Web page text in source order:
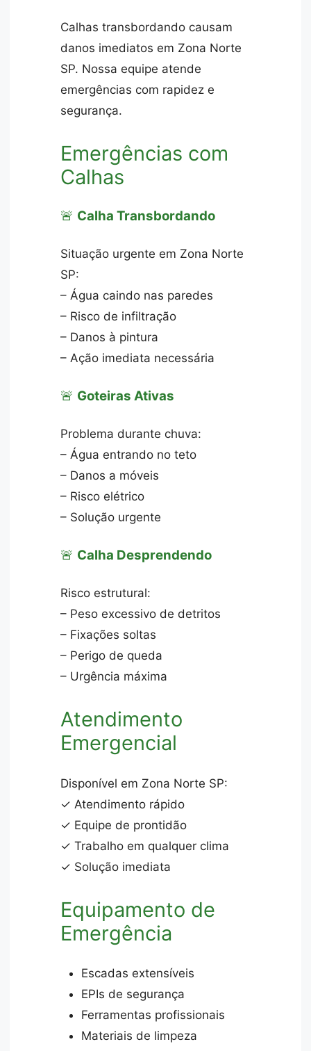
Calhas transbordando causam
danos imediatos em Zona Norte
SP. Nossa equipe atende
emergências com rapidez e
segurança.
Emergências com
Calhas
🚨 Calha Transbordando
Situação urgente em Zona Norte
SP:
– Água caindo nas paredes
– Risco de infiltração
– Danos à pintura
– Ação imediata necessária
🚨 Goteiras Ativas
Problema durante chuva:
– Água entrando no teto
– Danos a móveis
– Risco elétrico
– Solução urgente
🚨 Calha Desprendendo
Risco estrutural:
– Peso excessivo de detritos
– Fixações soltas
– Perigo de queda
– Urgência máxima
Atendimento
Emergencial
Disponível em Zona Norte SP:
✓ Atendimento rápido
✓ Equipe de prontidão
✓ Trabalho em qualquer clima
✓ Solução imediata
Equipamento de
Emergência
Escadas extensíveis
EPIs de segurança
Ferramentas profissionais
Materiais de limpeza